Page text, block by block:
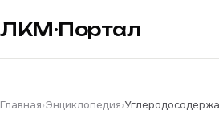
ЛКМ·Портал
Главная›Энциклопедия›